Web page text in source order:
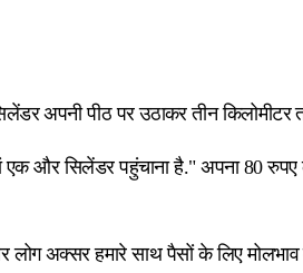
अपनी पीठ पर उठाकर तीन
एक और सिलेंडर पहुंचाना है." अपना 80
लोग अक्सर हमारे साथ पैसों के लिए